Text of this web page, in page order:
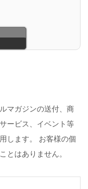
マガジンの送付、商
ービス、イベント等
します。 お客様の個
とはありません。